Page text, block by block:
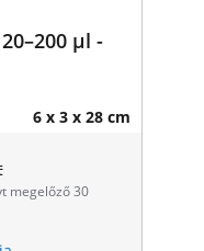
µl -
6 x 3 x 28 cm
megelőző 30